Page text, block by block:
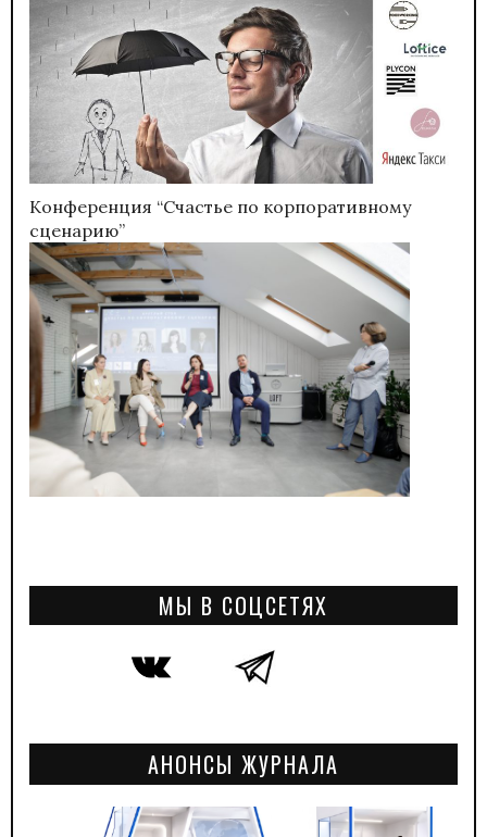
Конференция “Счастье по корпоративному
сценарию”
МЫ В СОЦСЕТЯХ
АНОНСЫ ЖУРНАЛА